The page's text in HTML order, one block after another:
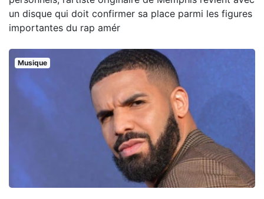
un disque qui doit confirmer sa place parmi les figures
importantes du rap amér
Musique